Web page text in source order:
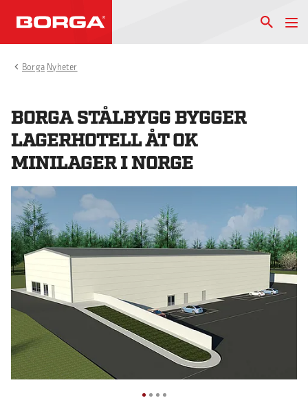
Borga Nyheter
BORGA STÅLBYGG BYGGER
LAGERHOTELL ÅT OK
MINILAGER I NORGE